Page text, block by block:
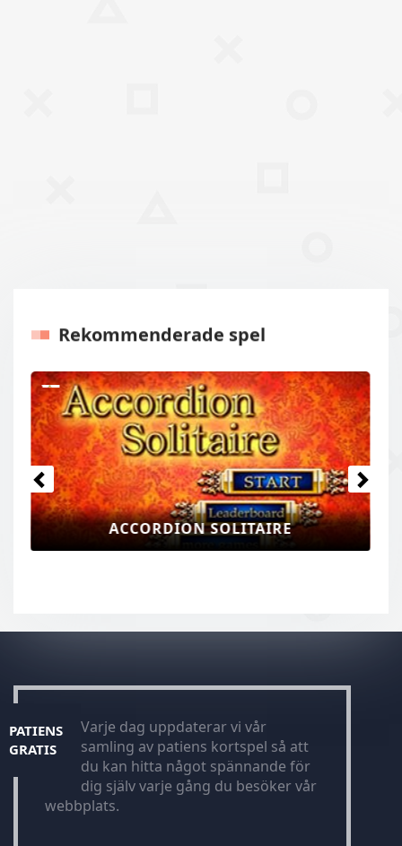
Rekommenderade spel
PATIENS SPINDELHARPAN
Tidigare Nästa
PATIENS
GRATIS
Varje dag uppdaterar vi vår
samling av patiens kortspel så att
du kan hitta något spännande för
dig själv varje gång du besöker vår
webbplats.